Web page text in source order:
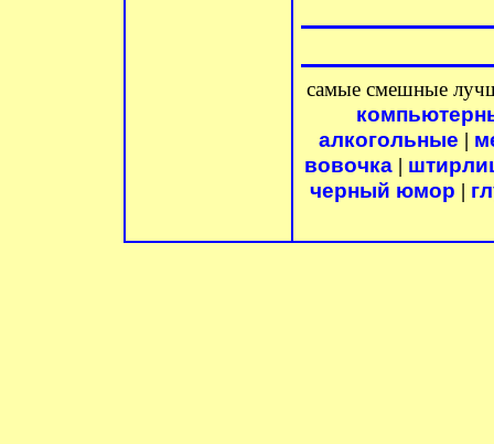
самые смешные
алкогольные |
вовочка |
черный юмор |